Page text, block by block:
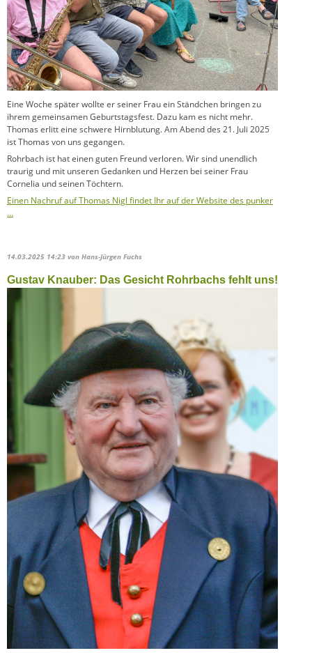
Eine Woche später wollte er seiner Frau ein Ständchen bringen zu
ihrem gemeinsamen Geburtstagsfest. Dazu kam es nicht mehr.
Thomas erlitt eine schwere Hirnblutung. Am Abend des 21. Juli 2025
ist Thomas von uns gegangen.
Rohrbach ist hat einen guten Freund verloren. Wir sind unendlich
traurig und mit unseren Gedanken und Herzen bei seiner Frau
Cornelia und seinen Töchtern.
Einen Nachruf auf Thomas Nigl findet Ihr auf der Website des punker
…
14.03.2025 14:23 von Hans-Jürgen Fuchs
Gustav Knauber: Das Gesicht Rohrbachs fehlt uns!